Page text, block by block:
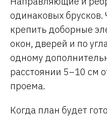
одинаковых
крепить доборные
окон, дверей и по
одному
расстоянии 5–10 см
проема.
Когда план будет